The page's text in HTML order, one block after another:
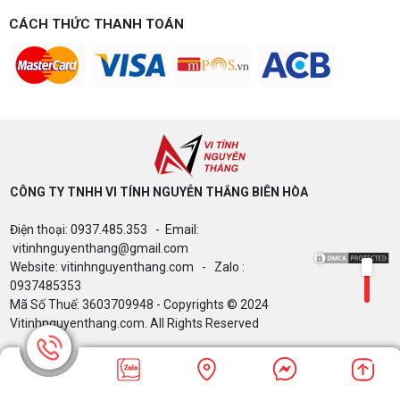
Build PC gaming theo ngân sách từ 10-40 triệu:
Intel/AMD và tránh sai tương thích. Tư vấn miễn
phí tại Vi tính Nguyễn Thắng.
PLUS – NHẬN VOUCHER ĐẾN 800K
quyền ( Vi tính Nguyễn Thắng)
Bảng giá Cài Đặt WinDow Trial Phần
Mềm Vi Tính Nguyễn Thắng
CÁCH THỨC THANH TOÁN
CÔNG TY TNHH VI TÍNH NGUYỄN THẮNG BIÊN HÒA​
Điện thoại: 0937.485.353 - Email:
vitinhnguyenthang@gmail.com
Website: vitinhnguyenthang.com - Zalo :
0937485353
Mã Số Thuế: 3603709948 - Copyrights © 2024
Vitinhnguyenthang.com. All Rights Reserved